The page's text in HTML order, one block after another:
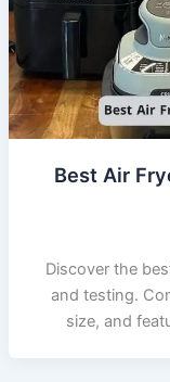
Best Air
Discover the
and testing.
size, and